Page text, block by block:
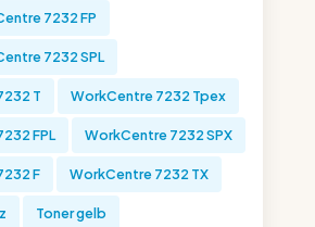
7232 FP
7232 SPL
T WorkCentre 7232 Tpex
FPL WorkCentre 7232 SPX
F WorkCentre 7232 TX
Toner gelb